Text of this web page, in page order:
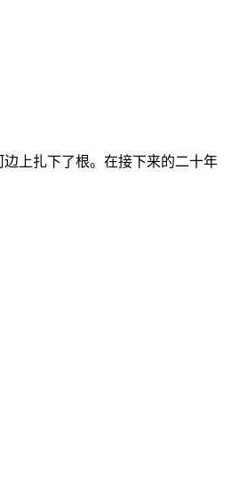
上扎下了根。在接下来的二十年